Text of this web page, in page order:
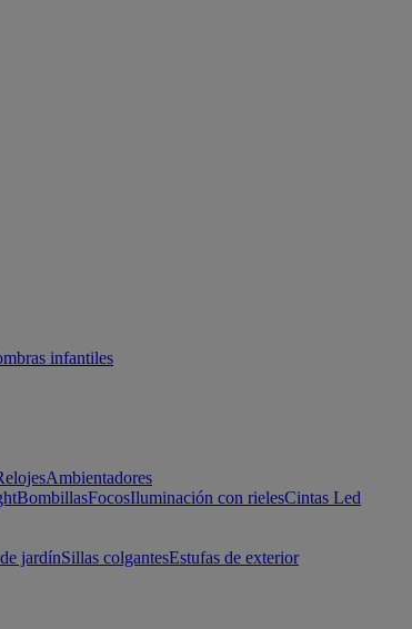
infantiles
Ambientadores
BombillasFocosIluminación con rielesCintas Led
jardínSillas colgantesEstufas de exterior